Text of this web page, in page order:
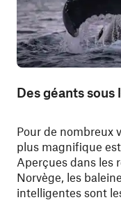
Des géants sous
Pour de nombreux
plus magnifique
Aperçues dans les
Norvège, les
intelligentes sont